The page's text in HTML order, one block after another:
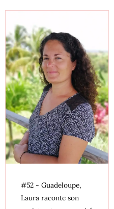
#52 - Guadeloupe,
Laura raconte son